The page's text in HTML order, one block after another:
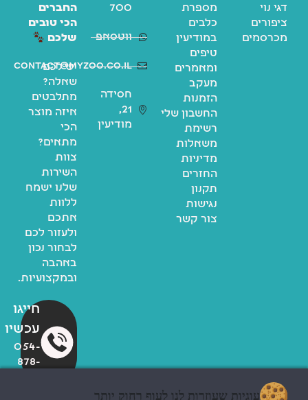
דגי נוי
ציפורים
מכרסמים
מספרת
כלבים
במודיעין
טיפים
ומאמרים
מעקב
הזמנות
החשבון שלי
רשימת
משאלות
מדיניות
החזרים
תקנון
נגישות
צור קשר
700
ווטסאפ
contact@myzoo.co.il
חסידה
21,
מודיעין
החברים
הכי טובים
שלכם
יש לכם
שאלה?
מתלבטים
איזה מוצר
הכי
מתאים?
צוות
השירות
שלנו ישמח
ללוות
אתכם
ולעזור לכם
לבחור נכון
באהבה
ובמקצועיות.
חייגו
עכשיו
054-
878-
עוגיות שעוזרות לנו לעוף רחוק יותר